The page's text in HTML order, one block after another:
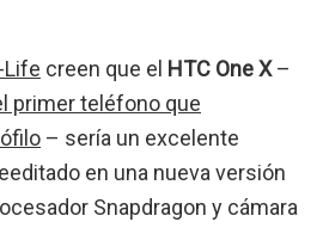
Life creen que el HTC One X–
primer teléfono que
– sería un excelente
en una nueva versión
Snapdragon y cámara